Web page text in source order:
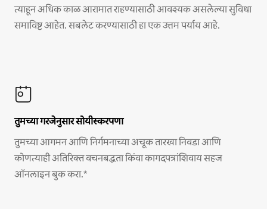
त्याहून अधिक काळ आरामात राहण्यासाठी आवश्यक असलेल्या सुविधा
समाविष्ट आहेत. सबलेट करण्यासाठी हा एक उत्तम पर्याय आहे.
तुमच्या गरजेनुसार सोयीस्करपणा
तुमच्या आगमन आणि निर्गमनाच्या अचूक तारखा निवडा आणि
कोणत्याही अतिरिक्त वचनबद्धता किंवा कागदपत्रांशिवाय सहज
ऑनलाइन बुक करा.*